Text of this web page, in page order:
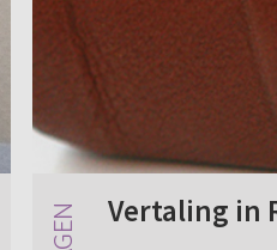
Vertaling in